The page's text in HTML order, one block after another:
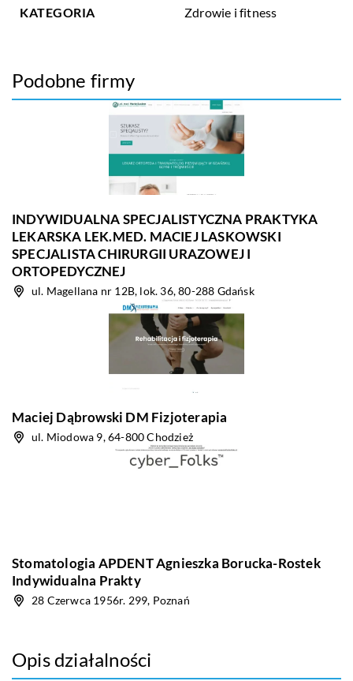
KATEGORIA Zdrowie i fitness
Podobne firmy
INDYWIDUALNA SPECJALISTYCZNA PRAKTYKA
LEKARSKA LEK.MED. MACIEJ LASKOWSKI
SPECJALISTA CHIRURGII URAZOWEJ I
ORTOPEDYCZNEJ
ul. Magellana nr 12B, lok. 36, 80-288 Gdańsk
Maciej Dąbrowski DM Fizjoterapia
ul. Miodowa 9, 64-800 Chodzież
Stomatologia APDENT Agnieszka Borucka-Rostek
Indywidualna Prakty
28 Czerwca 1956r. 299, Poznań
Opis działalności